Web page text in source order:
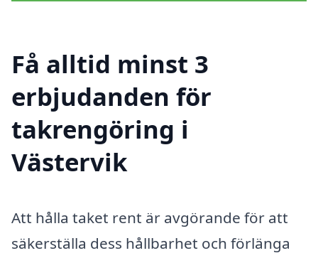
Få alltid minst 3
erbjudanden för
takrengöring i
Västervik
Att hålla taket rent är avgörande för att
säkerställa dess hållbarhet och förlänga